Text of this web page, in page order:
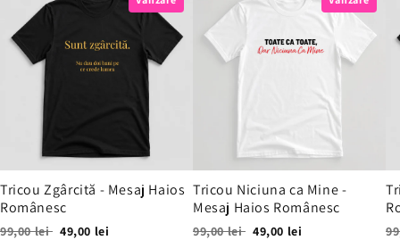
Tricou Zgârcită - Mesaj Haios
Românesc
99,00 lei 49,00 lei
Tricou Niciuna ca Mine -
Mesaj Haios Românesc
99,00 lei 49,00 lei